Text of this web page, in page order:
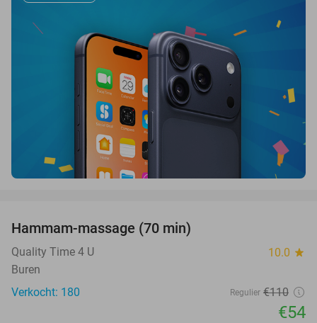
OUT
Hammam-massage (70 min)
Quality Time 4 U 10.0 star
Buren
Verkocht: 180
Regulier €110
€54